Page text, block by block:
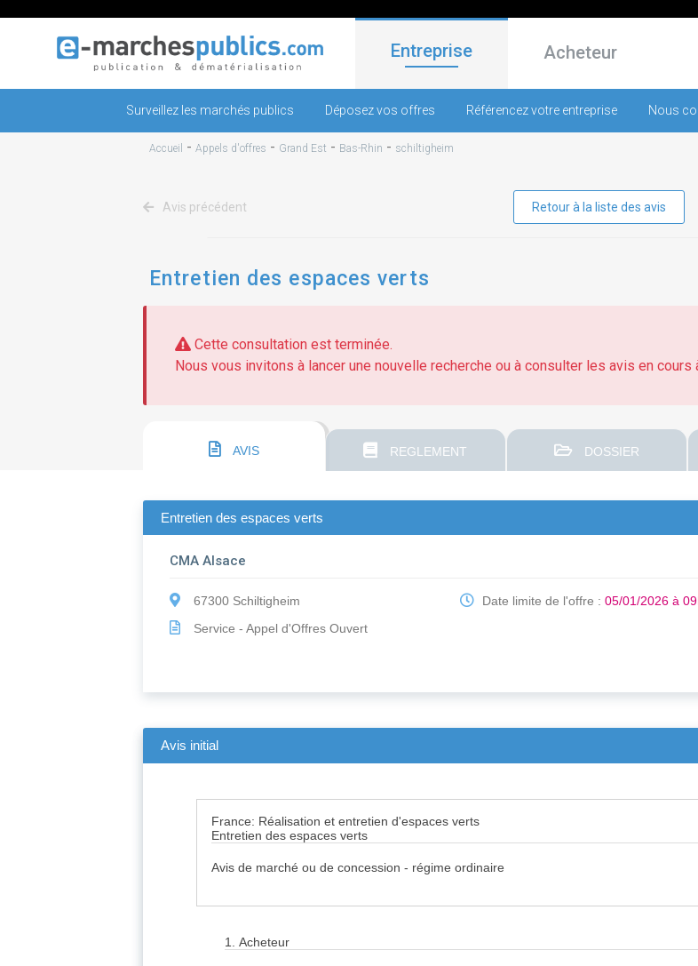
Entreprise Acheteur
Surveillez les marchés publics Déposez vos offres Référencez votre entreprise Nous
Accueil - Appels d'offres - Grand Est - Bas-Rhin - schiltigheim
Avis précédent Retour à la liste des avis
Entretien des espaces verts
Cette consultation est terminée.
Nous vous invitons à lancer une nouvelle recherche ou à consulter les avis en
AVIS REGLEMENT DOSSIER
Entretien des espaces verts
CMA Alsace
67300 Schiltigheim
Service - Appel d'Offres Ouvert
Date limite de l'offre :05/01/2026 à
Avis initial
France: Réalisation et entretien d'espaces verts
Entretien des espaces verts
Avis de marché ou de concession - régime ordinaire
1.Acheteur